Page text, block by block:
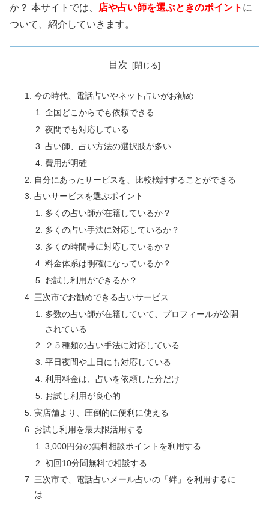
か？ 本サイトでは、
店や占い師を選ぶときのポイント に
ついて、紹介していきます。
目次
今の時代、電話占いやネット占いがお勧め
全国どこからでも依頼できる
夜間でも対応している
占い師、占い方法の選択肢が多い
費用が明確
自分にあったサービスを、比較検討することができる
占いサービスを選ぶポイント
多くの占い師が在籍しているか？
多くの占い手法に対応しているか？
多くの時間帯に対応しているか？
料金体系は明確になっているか？
お試し利用ができるか？
三次市でお勧めできる占いサービス
多数の占い師が在籍していて、プロフィールが公開
されている
２５種類の占い手法に対応している
平日夜間や土日にも対応している
利用料金は、占いを依頼した分だけ
お試し利用が良心的
実店舗より、圧倒的に便利に使える
お試し利用を最大限活用する
3,000円分の無料相談ポイントを利用する
初回10分間無料で相談する
三次市で、電話占いメール占いの「絆」を利用するに
は